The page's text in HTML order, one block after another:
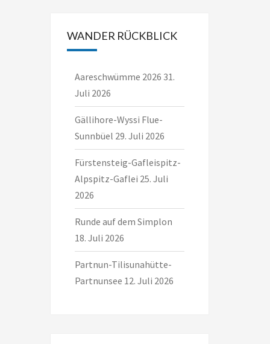
WANDER RÜCKBLICK
Aareschwümme 2026 31.
Juli 2026
Gällihore-Wyssi Flue-
Sunnbüel 29. Juli 2026
Fürstensteig-Gafleispitz-
Alpspitz-Gaflei 25. Juli
2026
Runde auf dem Simplon
18. Juli 2026
Partnun-Tilisunahütte-
Partnunsee 12. Juli 2026